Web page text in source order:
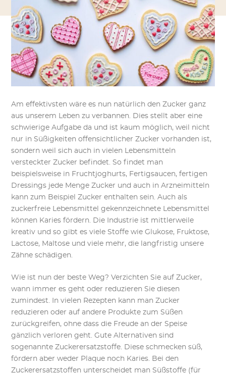
Am effektivsten wäre es nun natürlich den Zucker ganz
aus unserem Leben zu verbannen. Dies stellt aber eine
schwierige Aufgabe da und ist kaum möglich, weil nicht
nur in Süßigkeiten offensichtlicher Zucker vorhanden ist,
sondern weil sich auch in vielen Lebensmitteln
versteckter Zucker befindet. So findet man
beispielsweise in Fruchtjoghurts, Fertigsaucen, fertigen
Dressings jede Menge Zucker und auch in Arzneimitteln
kann zum Beispiel Zucker enthalten sein. Auch als
zuckerfreie Lebensmittel gekennzeichnete Lebensmittel
können Karies fördern. Die Industrie ist mittlerweile
kreativ und so gibt es viele Stoffe wie Glukose, Fruktose,
Lactose, Maltose und viele mehr, die langfristig unsere
Zähne schädigen.
Wie ist nun der beste Weg? Verzichten Sie auf Zucker,
wann immer es geht oder reduzieren Sie diesen
zumindest. In vielen Rezepten kann man Zucker
reduzieren oder auf andere Produkte zum Süßen
zurückgreifen, ohne dass die Freude an der Speise
gänzlich verloren geht. Gute Alternativen sind
sogenannte Zuckerersatzstoffe. Diese schmecken süß,
fördern aber weder Plaque noch Karies. Bei den
Zuckerersatzstoffen unterscheidet man Süßstoffe (für